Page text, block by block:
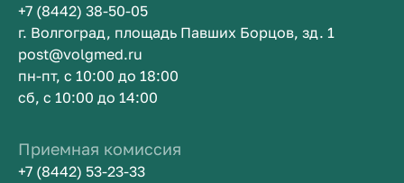
+7 (8442) 38-50-05
г. Волгоград, площадь Павших Борцов, зд. 1
post@volgmed.ru
пн-пт, с 10:00 до 18:00
сб, с 10:00 до 14:00
Приемная комиссия
+7 (8442) 53-23-33